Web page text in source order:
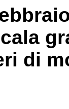
di